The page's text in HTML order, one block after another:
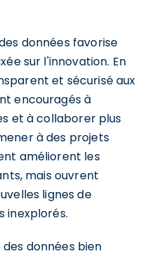
données favorise
sur l'innovation. En
et sécurisé aux
encouragés à
et à collaborer plus
à des projets
améliorent les
mais ouvrent
lignes de
inexplorés.
données bien